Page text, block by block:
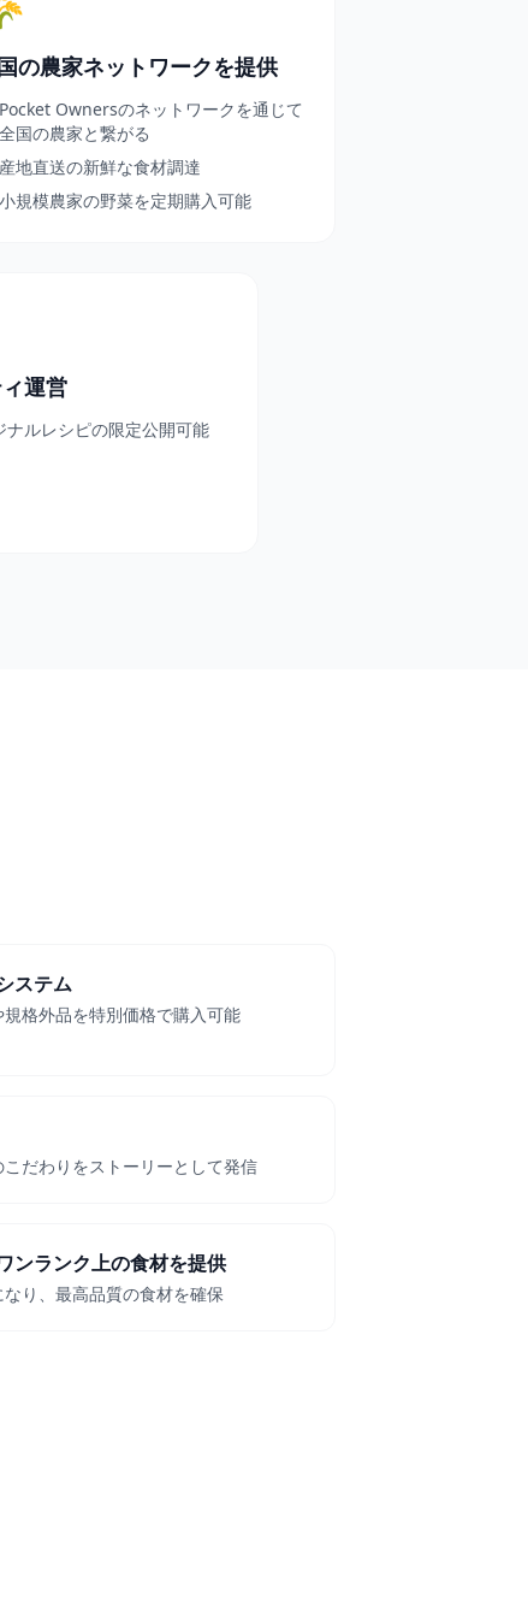
の農家ネットワークを提供
Pocket Ownersのネットワークを通じて
全国の農家と繋がる
産地直送の新鮮な食材調達
小規模農家の野菜を定期購入可能
運営
ルレシピの限定公開可能
ステム
格外品を特別価格で購入可能
だわりをストーリーとして発信
ンランク上の食材を提供
り、最高品質の食材を確保